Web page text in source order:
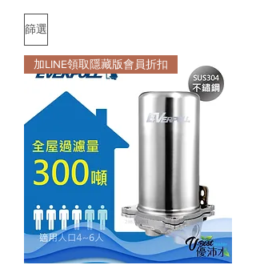
篩選
加LINE領取隱藏版會員折扣